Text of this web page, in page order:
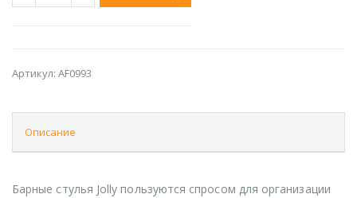
Артикул: AF0993
Описание
Барные стулья Jolly пользуются спросом для организации